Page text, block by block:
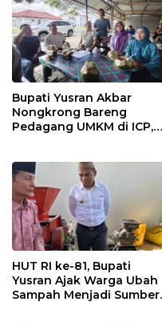
Bupati Yusran Akbar
Nongkrong Bareng
Pedagang UMKM di ICP,
Kerakyatan
HUT RI ke-81, Bupati
Yusran Ajak Warga Ubah
Sampah Menjadi Sumber